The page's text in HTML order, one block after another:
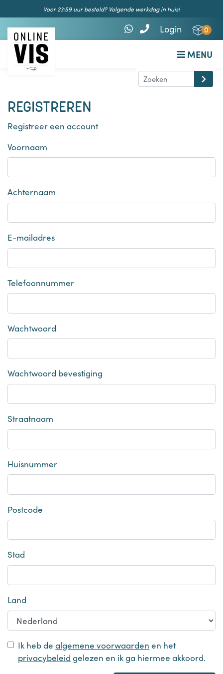
Voor 23:59 uur besteld? Volgende werkdag in huis!
Login 0
MENU
REGISTREREN
Registreer een account
Voornaam
Achternaam
E-mailadres
Telefoonnummer
Wachtwoord
Wachtwoord bevestiging
Straatnaam
Huisnummer
Postcode
Stad
Land
Ik heb dealgemene voorwaarden en het
privacybeleid gelezen en ik ga hiermee akkoord.